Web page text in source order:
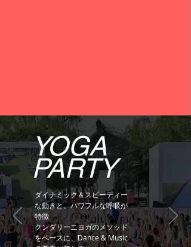
ダイナミック＆スピーディー
な動きと、パワフルな呼吸が
特徴
クンダリーニヨガのメソッド
をベースに、Dance & Music
YOGA
PARTY